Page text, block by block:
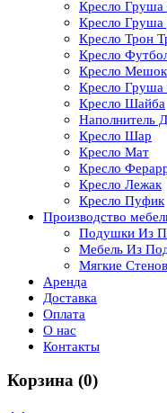
Кресло Груша
Кресло Груша
Кресло Трон
Кресло
Кресло
Кресло
Кресло Шайба
Наполнитель
Кресло Шар
Кресло Мат
Кресло
Кресло Лежак
Кресло Пуфик
Производство
Подушки Из
Мебель Из
Мягкие
Аренда
Доставка
Оплата
О нас
Контакты
Корзина (0)